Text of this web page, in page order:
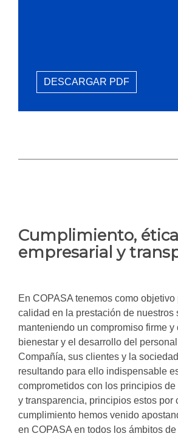
DESCARGAR PDF
Cumplimiento, ética
empresarial y
En COPASA tenemos como
calidad en la prestación de nuestros
manteniendo un compromiso firme y
bienestar y el desarrollo del
Compañía, sus clientes y la
resultando para ello indispensable
comprometidos con los principios de
y transparencia, principios estos por
cumplimiento hemos venido
en COPASA en todos los ámbitos de